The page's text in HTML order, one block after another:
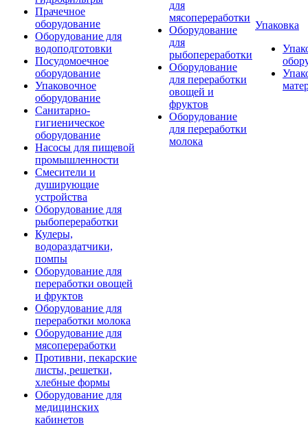
Прачечное
оборудование
Оборудование для
водоподготовки
Посудомоечное
оборудование
Упаковочное
оборудование
Санитарно-
гигиеническое
оборудование
Насосы для пищевой
промышленности
Смесители и
душирующие
устройства
Оборудование для
рыбопереработки
Кулеры,
водораздатчики,
помпы
Оборудование для
переработки овощей
и фруктов
Оборудование для
переработки молока
Оборудование для
мясопереработки
Противни, пекарские
листы, решетки,
хлебные формы
Оборудование для
медицинских
кабинетов
для
мясопереработки
Оборудование
для
рыбопереработки
Оборудование
для переработки
овощей и
фруктов
Оборудование
для переработки
молока
Упаковка